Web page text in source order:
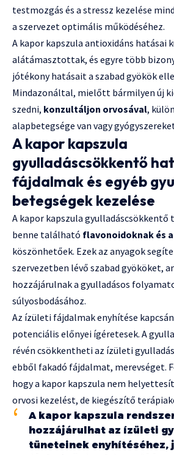
testmozgás és a stressz kezelése
a szervezet optimális működéséhez.
A kapor kapszula antioxidáns hatásai
alátámasztottak, és egyre több
jótékony hatásait a szabad gyökök
Mindazonáltal, mielőtt bármilyen új
szedni, konzultáljon orvosával,
alapbetegsége van vagy
A kapor kapszula
gyulladáscsökkentő
fájdalmak és egyéb
betegségek kezelése
A kapor kapszula gyulladáscsökkentő
benne található flavonoidoknak és
köszönhetőek. Ezek az anyagok
szervezetben lévő szabad gyököket,
hozzájárulnak a gyulladásos
súlyosbodásához.
Az ízületi fájdalmak enyhítése
potenciális előnyei ígéretesek. A
révén csökkentheti az ízületi
ebből fakadó fájdalmat, merevséget.
hogy a kapor kapszula nem
orvosi kezelést, de kiegészítő
A kapor kapszula
hozzájárulhat az ízületi
tüneteinek enyhítéséhez,